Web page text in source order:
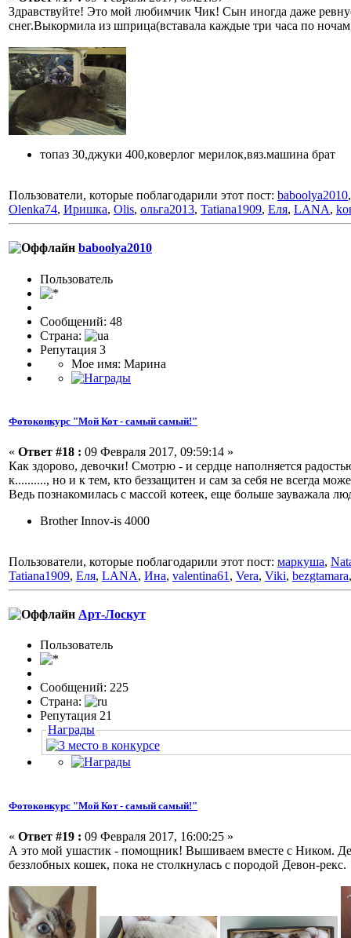
Здравствуйте! Это мой любимчик Чик! Сын иногда даже
снег.Выкормила из шприца(вставала каждые три часа по
топаз 30,джуки 400,коверлог мерилок,вяз.машина брат
Пользователи, которые поблагодарили этот пост: baboolya2010
Olenka74, Иришка, Olis, ольга2013, Tatiana1909, Еля, LANA,
baboolya2010
Пользоватeль
Сообщений: 48
Страна:
Репутация 3
Мое имя: Марина
Фотоконкурс "Мой Кот - самый самый!"
« Ответ #18 : 09 Февраля 2017, 09:59:14 »
Как здорово, девочки! Смотрю - и сердце наполняется
к.........., но и к тем, кто беззащитен и сам за себя не всегда
Ведь познакомилась с массой котеек, еще больше зауважала
Brother Innov-is 4000
Пользователи, которые поблагодарили этот пост: маркуша,
Tatiana1909, Еля, LANA, Ина, valentina61 , Vera, Viki, bezgtamara
Арт-Лоскут
Пользовaтeль
Сообщений: 225
Страна:
Репутация 21
Награды
Фотоконкурс "Мой Кот - самый самый!"
« Ответ #19 : 09 Февраля 2017, 16:00:25 »
А это мой ушастик - помощник! Вышиваем вместе с Ником.
беззлобных кошек, пока не столкнулась с породой Девон-рекс.